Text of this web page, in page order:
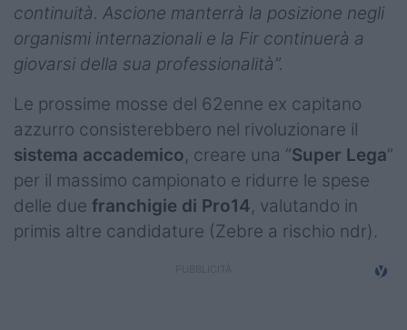
continuità. Ascione manterrà la posizione negli
organismi internazionali e la Fir continuerà a
giovarsi della sua professionalità”.
Le prossime mosse del 62enne ex capitano
azzurro consisterebbero nel rivoluzionare il
sistema accademico, creare una “Super Lega”
per il massimo campionato e ridurre le spese
delle due franchigie di Pro14, valutando in
primis altre candidature (Zebre a rischio ndr).